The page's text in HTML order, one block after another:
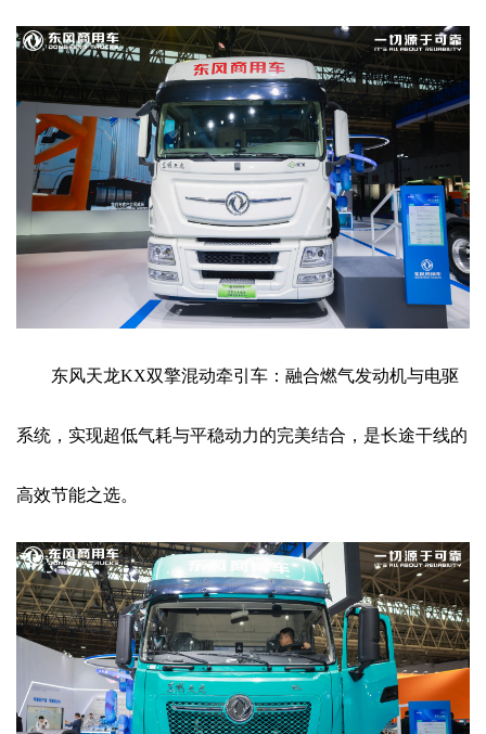
东风天龙KX双擎混动牵引车：融合燃气发动机与电驱
系统，实现超低气耗与平稳动力的完美结合，是长途干线的
高效节能之选。